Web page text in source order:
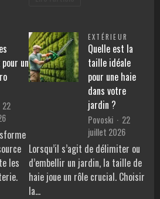
un
22
les
EXTÉRIEUR
Quelle est la
taille idéale
pour une haie
dans votre
jardin ?
Povoski
22
juillet 2026
Lorsqu’il s’agit de délimiter ou
d’embellir un jardin, la taille de
haie joue un rôle crucial. Choisir
la…